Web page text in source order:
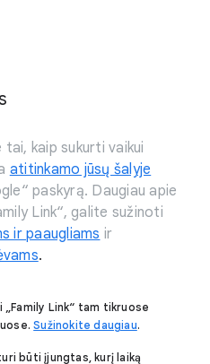
kaip sukurti vaikui
atitinkamo jūsų šalyje
paskyrą. Daugiau apie
Link“, galite sužinoti
ir paaugliams ir
.
Link“ tam tikruose
Sužinokite daugiau.
būti įjungtas, kurį laiką